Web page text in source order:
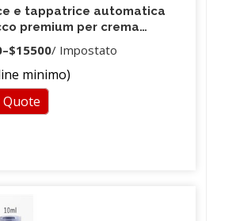
e tappatrice automatica
premium per crema
–$15500/ Impostato
minimo)
Quote